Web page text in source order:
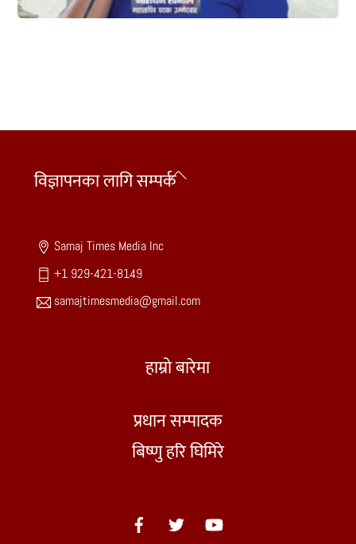
Back
विज्ञापनका लागि सम्पर्क
Samaj Times Media Inc
+1 929-421-8149
samajtimesmedia@gmail.com
हाम्रो बारेमा
प्रधान सम्पादक
बिष्णु हरि घिमिरे